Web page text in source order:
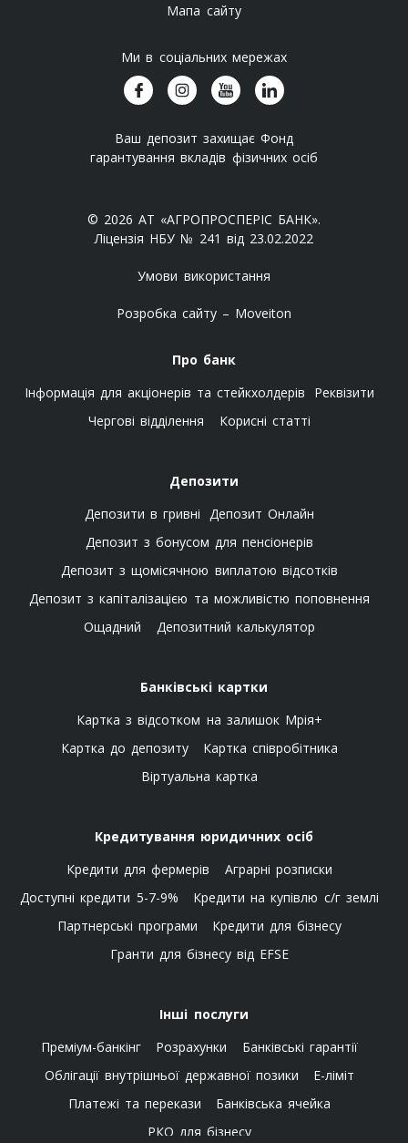
Мапа сайту
Ми в соціальних мережах
Ваш депозит захищає Фонд
гарантування вкладів фізичних осіб
© 2026 АТ «АГРОПРОСПЕРІС БАНК».
Ліцензія НБУ № 241 від 23.02.2022
Умови використання
Розробка сайту – Moveiton
Про банк
Інформація для акціонерів та стейкхолдерів
Реквізити
Чергові відділення
Корисні статті
Депозити
Депозити в гривні
Депозит Онлайн
Депозит з бонусом для пенсіонерів
Депозит з щомісячною виплатою відсотків
Депозит з капіталізацією та можливістю поповнення
Ощадний
Депозитний калькулятор
Банківські картки
Картка з відсотком на залишок Мрія+
Картка до депозиту
Картка співробітника
Віртуальна картка
Кредитування юридичних осіб
Кредити для фермерів
Аграрні розписки
Доступні кредити 5-7-9%
Кредити на купівлю с/г землі
Партнерські програми
Кредити для бізнесу
Гранти для бізнесу від EFSE
Інші послуги
Преміум-банкінг
Розрахунки
Банківські гарантії
Облігації внутрішньої державної позики
E-ліміт
Платежі та перекази
Банківська ячейка
РКО для бізнесу